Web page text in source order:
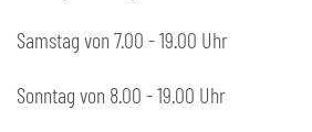
Samstag von 7.00 - 19.00 Uhr
Sonntag von 8.00 - 19.00 Uhr